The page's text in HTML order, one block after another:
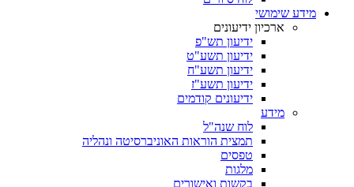
מידע שימושי
ארכיון ידיעונים
ידיעון תש"פ
ידיעון תשע"ט
ידיעון תשע"ח
ידיעון תשע"ז
ידיעונים קודמים
מידע
לוח שנה"ל
תמצית הוראות האוניברסיטה ונהליה
טפסים
מלגות
בקשות ואישורים